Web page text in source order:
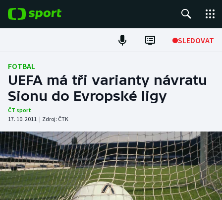
SLEDOVAT
Fotbal
Hokej
Tenis
Atletika
Cyklistika
DALŠÍ SPORTY
FOTBAL
UEFA má tři varianty návratu
Sionu do Evropské ligy
ČT sport
17. 10. 2011 | Zdroj: ČTK